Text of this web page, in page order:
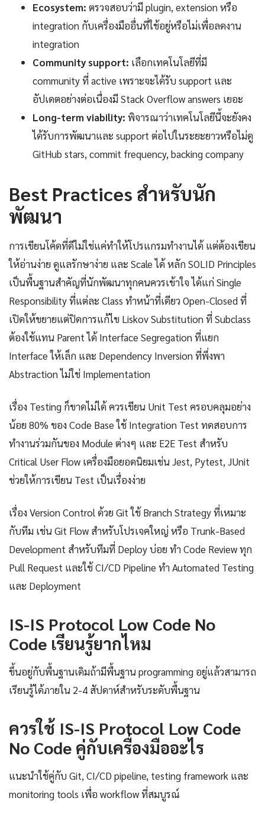
Ecosystem: ตรวจสอบว่ามี plugin, extension หรือ
integration กับเครื่องมืออื่นที่ใช้อยู่หรือไม่เพื่อลดงาน
integration
Community support: เลือกเทคโนโลยีที่มี
community ที่ active เพราะจะได้รับ support และ
อัปเดตอย่างต่อเนื่องมี Stack Overflow answers เยอะ
Long-term viability: พิจารณาว่าเทคโนโลยีนี้จะยังคง
ได้รับการพัฒนาและ support ต่อไปในระยะยาวหรือไม่ดู
GitHub stars, commit frequency, backing company
Best Practices สำหรับนัก
พัฒนา
การเขียนโค้ดที่ดีไม่ใช่แค่ทำให้โปรแกรมทำงานได้ แต่ต้องเขียน
ให้อ่านง่าย ดูแลรักษาง่าย และ Scale ได้ หลัก SOLID Principles
เป็นพื้นฐานสำคัญที่นักพัฒนาทุกคนควรเข้าใจ ได้แก่ Single
Responsibility ที่แต่ละ Class ทำหน้าที่เดียว Open-Closed ที่
เปิดให้ขยายแต่ปิดการแก้ไข Liskov Substitution ที่ Subclass
ต้องใช้แทน Parent ได้ Interface Segregation ที่แยก
Interface ให้เล็ก และ Dependency Inversion ที่พึ่งพา
Abstraction ไม่ใช่ Implementation
เรื่อง Testing ก็ขาดไม่ได้ ควรเขียน Unit Test ครอบคลุมอย่าง
น้อย 80% ของ Code Base ใช้ Integration Test ทดสอบการ
ทำงานร่วมกันของ Module ต่างๆ และ E2E Test สำหรับ
Critical User Flow เครื่องมือยอดนิยมเช่น Jest, Pytest, JUnit
ช่วยให้การเขียน Test เป็นเรื่องง่าย
เรื่อง Version Control ด้วย Git ใช้ Branch Strategy ที่เหมาะ
กับทีม เช่น Git Flow สำหรับโปรเจคใหญ่ หรือ Trunk-Based
Development สำหรับทีมที่ Deploy บ่อย ทำ Code Review ทุก
Pull Request และใช้ CI/CD Pipeline ทำ Automated Testing
และ Deployment
IS-IS Protocol Low Code No
Code เรียนรู้ยากไหม
ขึ้นอยู่กับพื้นฐานเดิมถ้ามีพื้นฐาน programming อยู่แล้วสามารถ
เรียนรู้ได้ภายใน 2-4 สัปดาห์สำหรับระดับพื้นฐาน
ควรใช้ IS-IS Protocol Low Code
No Code คู่กับเครื่องมืออะไร
แนะนำใช้คู่กับ Git, CI/CD pipeline, testing framework และ
monitoring tools เพื่อ workflow ที่สมบูรณ์